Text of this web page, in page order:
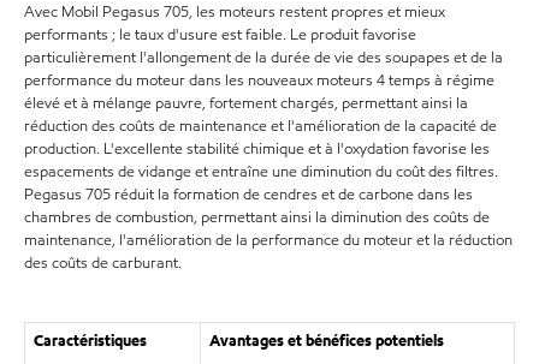
Avec Mobil Pegasus 705, les moteurs restent propres et mieux
performants ; le taux d'usure est faible. Le produit favorise
particulièrement l'allongement de la durée de vie des soupapes et de la
performance du moteur dans les nouveaux moteurs 4 temps à régime
élevé et à mélange pauvre, fortement chargés, permettant ainsi la
réduction des coûts de maintenance et l'amélioration de la capacité de
production. L'excellente stabilité chimique et à l'oxydation favorise les
espacements de vidange et entraîne une diminution du coût des filtres.
Pegasus 705 réduit la formation de cendres et de carbone dans les
chambres de combustion, permettant ainsi la diminution des coûts de
maintenance, l'amélioration de la performance du moteur et la réduction
des coûts de carburant.
Caractéristiques Avantages et bénéfices potentiels